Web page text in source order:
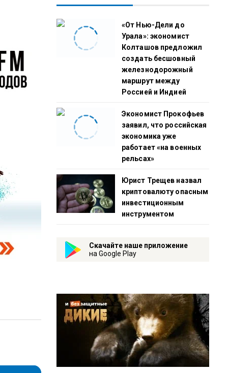
show/55PUQ6aKkx9nnPj5OuY9Qv
mavestreambot/app?startapp=rkp-novosti-
«От Нью-Дели до
Урала»: экономист
Колташов предложил
создать бесшовный
железнодорожный
маршрут между
Россией и Индией
Экономист Прокофьев
заявил, что российская
экономика уже
работает «на военных
рельсах»
Юрист Трещев назвал
криптовалюту опасным
инвестиционным
инструментом
Скачайте наше приложение
на Google Play